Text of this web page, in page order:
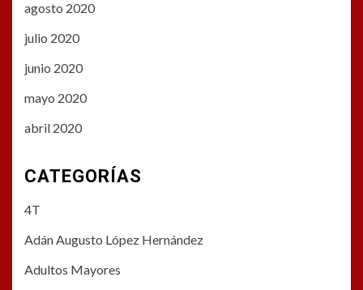
agosto 2020
julio 2020
junio 2020
mayo 2020
abril 2020
CATEGORÍAS
4T
Adán Augusto López Hernández
Adultos Mayores